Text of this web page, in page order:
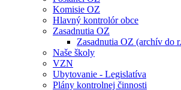
Komisie OZ
Hlavný kontrolór obce
Zasadnutia OZ
Zasadnutia OZ (archív do
Naše školy
VZN
Ubytovanie - Legislatíva
Plány kontrolnej činnosti